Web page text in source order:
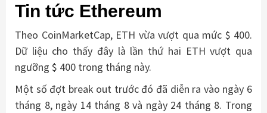
Tin tức Ethereum
Theo CoinMarketCap, ETH vừa vượt qua mức $ 400.
Dữ liệu cho thấy đây là lần thứ hai ETH vượt qua
ngưỡng $ 400 trong tháng này.
Một số đợt break out trước đó đã diễn ra vào ngày 6
tháng 8, ngày 14 tháng 8 và ngày 24 tháng 8. Trong